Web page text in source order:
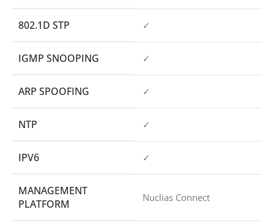
802.1D STP ✓
IGMP SNOOPING ✓
ARP SPOOFING ✓
NTP ✓
IPV6 ✓
MANAGEMENT
PLATFORM
Nuclias Connect